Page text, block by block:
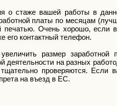
о стаже вашей работы в
платы по месяцам
печатью. Очень хорошо, если
его контактный телефон.
размер заработной
деятельности на разных
проверяются. Если
на въезд в ЕС.